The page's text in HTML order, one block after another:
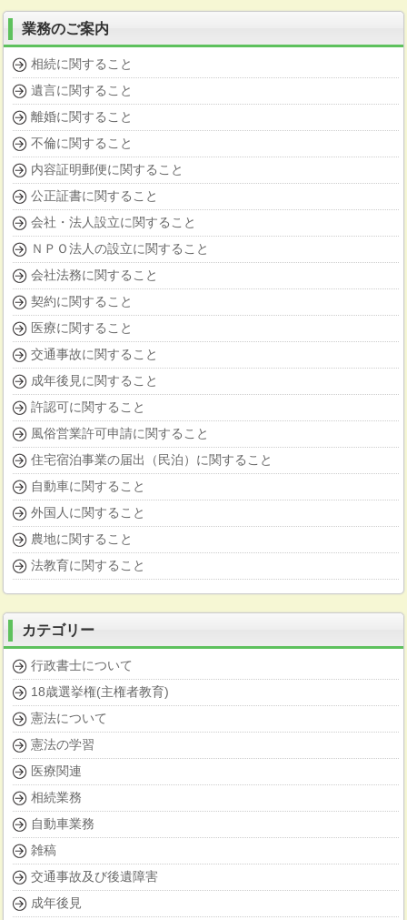
業務のご案内
相続に関すること
遺言に関すること
離婚に関すること
不倫に関すること
内容証明郵便に関すること
公正証書に関すること
会社・法人設立に関すること
ＮＰＯ法人の設立に関すること
会社法務に関すること
契約に関すること
医療に関すること
交通事故に関すること
成年後見に関すること
許認可に関すること
風俗営業許可申請に関すること
住宅宿泊事業の届出（民泊）に関すること
自動車に関すること
外国人に関すること
農地に関すること
法教育に関すること
カテゴリー
行政書士について
18歳選挙権(主権者教育)
憲法について
憲法の学習
医療関連
相続業務
自動車業務
雑稿
交通事故及び後遺障害
成年後見